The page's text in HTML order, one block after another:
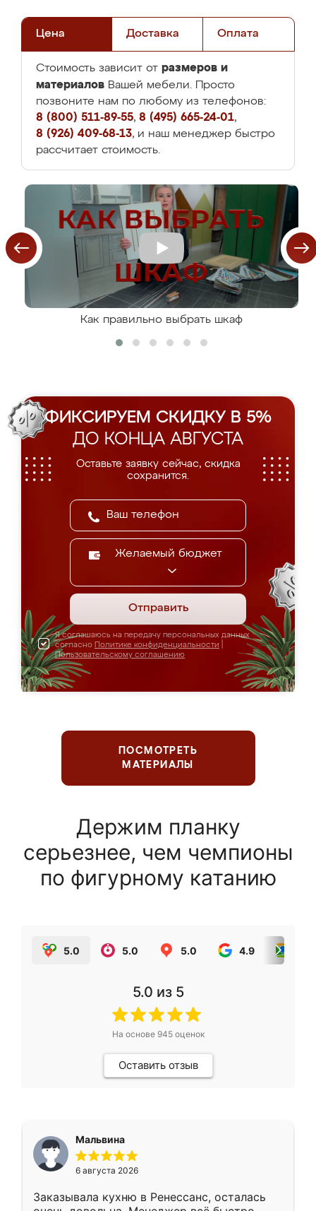
Цена Доставка Оплата
Стоимость зависит от размеров и
материалов Вашей мебели. Просто
позвоните нам по любому из телефонов:
8 (800) 511-89-55, 8 (495) 665-24-01,
8 (926) 409-68-13, и наш менеджер быстро
рассчитает стоимость.
Как правильно выбрать шкаф
ФИКСИРУЕМ СКИДКУ В 5%
ДО КОНЦА АВГУСТА
Оставьте заявку сейчас, скидка
сохранится.
Желаемый бюджет
Отправить
Я соглашаюсь на передачу персональных данных
согласно Политике конфиденциальности
Пользовательскому соглашению
ПОСМОТРЕТЬ
МАТЕРИАЛЫ
Держим планку
серьезнее, чем чемпионы
по фигурному катанию
5.0 5.0 5.0 4.9
5.0 из 5
На основе 945оценок
Оставить отзыв
Мальвина
6 августа 2026
Заказывала кухню в Ренессанс, осталась